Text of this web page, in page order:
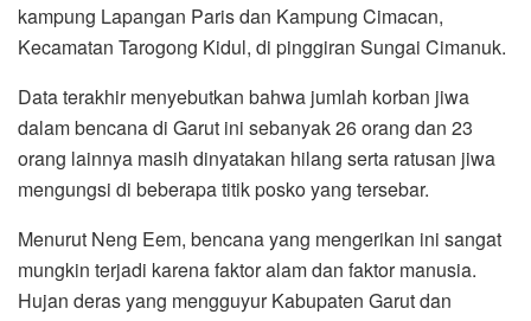
kampung Lapangan Paris dan Kampung Cimacan,
Kecamatan Tarogong Kidul, di pinggiran Sungai Cimanuk.
Data terakhir menyebutkan bahwa jumlah korban jiwa
dalam bencana di Garut ini sebanyak 26 orang dan 23
orang lainnya masih dinyatakan hilang serta ratusan jiwa
mengungsi di beberapa titik posko yang tersebar.
Menurut Neng Eem, bencana yang mengerikan ini sangat
mungkin terjadi karena faktor alam dan faktor manusia.
Hujan deras yang mengguyur Kabupaten Garut dan